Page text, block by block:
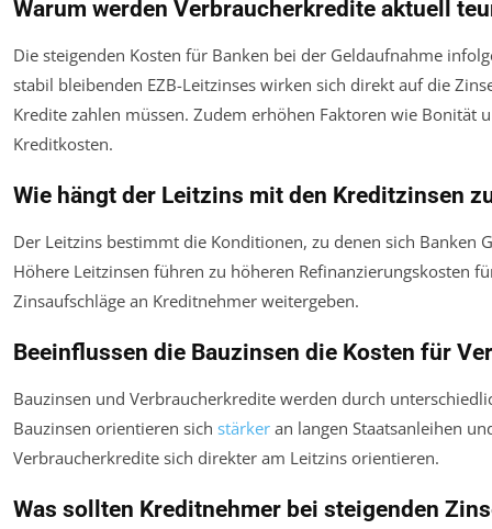
Warum werden Verbraucherkredite aktuell
Die steigenden Kosten für Banken bei der Geldaufnahme
stabil bleibenden EZB-Leitzinses wirken sich direkt auf die
Kredite zahlen müssen. Zudem erhöhen Faktoren wie Bonität
Kreditkosten.
Wie hängt der Leitzins mit den Kreditzinsen
Der Leitzins bestimmt die Konditionen, zu denen sich Banken
Höhere Leitzinsen führen zu höheren Refinanzierungskosten
Zinsaufschläge an Kreditnehmer weitergeben.
Beeinflussen die Bauzinsen die Kosten für
Bauzinsen und Verbraucherkredite werden durch
Bauzinsen orientieren sich stärker an langen Staatsanleihen
Verbraucherkredite sich direkter am Leitzins orientieren.
Was sollten Kreditnehmer bei steigenden